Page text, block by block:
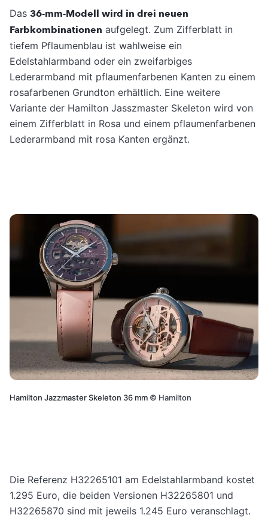
Das 36-mm-Modell wird in drei neuen
Farbkombinationen aufgelegt. Zum Zifferblatt in
tiefem Pflaumenblau ist wahlweise ein
Edelstahlarmband oder ein zweifarbiges
Lederarmband mit pflaumenfarbenen Kanten zu einem
rosafarbenen Grundton erhältlich. Eine weitere
Variante der Hamilton Jasszmaster Skeleton wird von
einem Zifferblatt in Rosa und einem pflaumenfarbenen
Lederarmband mit rosa Kanten ergänzt.
Hamilton Jazzmaster Skeleton 36 mm © Hamilton
Die Referenz H32265101 am Edelstahlarmband kostet
1.295 Euro, die beiden Versionen H32265801 und
H32265870 sind mit jeweils 1.245 Euro veranschlagt.